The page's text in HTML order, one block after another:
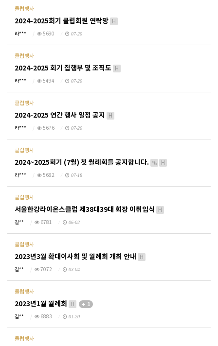
클럽행사
2024-2025회기 클럽회원 연락망 H
라*** 5690 07-20
클럽행사
2024-2025 회기 집행부 및 조직도 H
라*** 5494 07-20
클럽행사
2024-2025 연간 행사 일정 공지 H
라*** 5676 07-20
클럽행사
2024~2025회기 (7월) 첫 월례회를 공지합니다. H
라*** 5682 07-18
클럽행사
서울한강라이온스클럽 제38대39대 회장 이취임식 H
길** 6781 06-02
클럽행사
2023년3월 확대이사회 및 월례회 개최 안내 H
길** 7072 03-04
클럽행사
2023년1월 월례회 H + 1
길** 6883 01-20
클럽행사